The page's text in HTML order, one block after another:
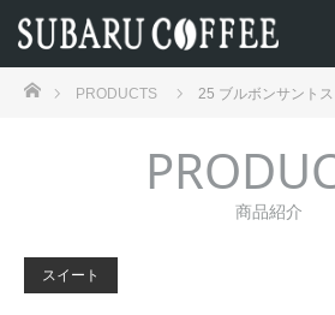
ホームPRODUCTS 25 ブルボンサントス
商品紹介
スイート